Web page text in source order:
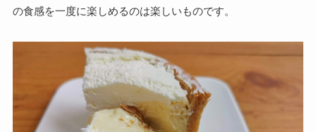
の食感を一度に楽しめるのは楽しいものです。